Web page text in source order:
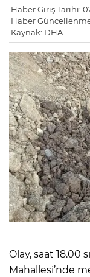
Haber Giriş Tarihi:
Haber Güncellenme
Kaynak: DHA
Olay, saat 18.00
Mahallesi’nde